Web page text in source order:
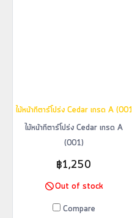
ไม้หน้ากีตาร์โปร่ง Cedar เกรด A (001)
ไม้หน้ากีตาร์โปร่ง Cedar เกรด A
(001)
฿1,250
Out of stock
Compare